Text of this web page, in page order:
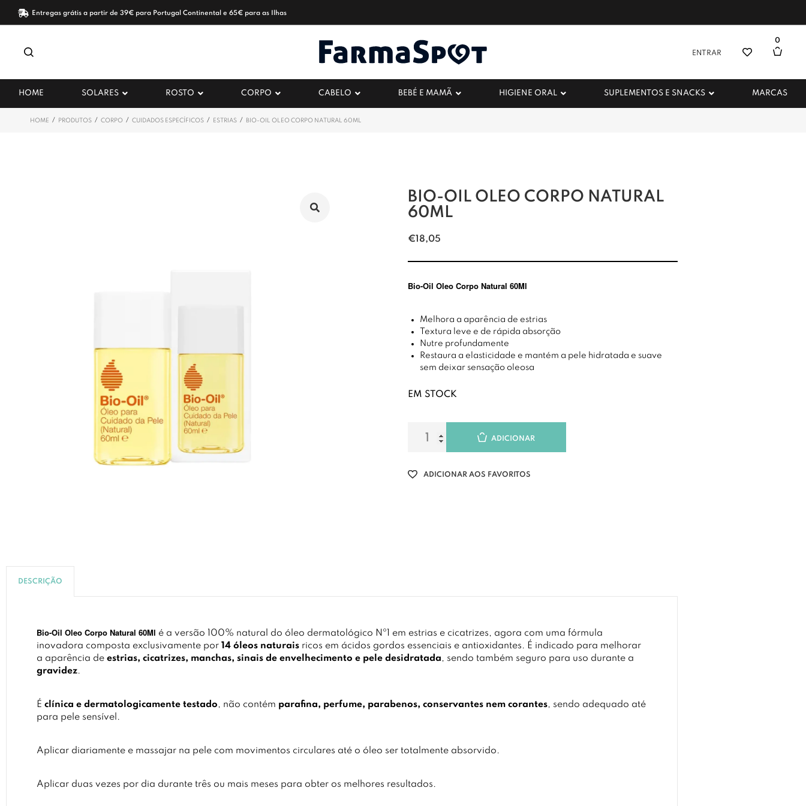
Entregas grátis a partir de 39€ para Portugal Continental e 65€ para as Ilhas
ENTRAR
0
HOME SOLARES ROSTO CORPO CABELO BEBÉ E MAMÃ HIGIENE ORAL SUPLEMENTOS E SNACKS MARCAS
HOME / PRODUTOS / CORPO / CUIDADOS ESPECÍFICOS / ESTRIAS / BIO-OIL OLEO CORPO NATURAL 60ML
BIO-OIL OLEO CORPO NATURAL
60ML
€18,05
Bio-Oil Oleo Corpo Natural 60Ml
Melhora a aparência de estrias
Textura leve e de rápida absorção
Nutre profundamente
Restaura a elasticidade e mantém a pele hidratada e suave
sem deixar sensação oleosa
EM STOCK
ADICIONAR
ADICIONAR AOS FAVORITOS
DESCRIÇÃO
Bio-Oil Oleo Corpo Natural 60Ml é a versão 100% natural do óleo dermatológico Nº1 em estrias e cicatrizes, agora com uma fórmula
inovadora composta exclusivamente por 14 óleos naturais ricos em ácidos gordos essenciais e antioxidantes. É indicado para melhorar
a aparência de estrias, cicatrizes, manchas, sinais de envelhecimento e pele desidratada, sendo também seguro para uso durante a
gravidez.
É clínica e dermatologicamente testado, não contém parafina, perfume, parabenos, conservantes nem corantes, sendo adequado até
para pele sensível.
Aplicar diariamente e massajar na pele com movimentos circulares até o óleo ser totalmente absorvido.
Aplicar duas vezes por dia durante três ou mais meses para obter os melhores resultados.